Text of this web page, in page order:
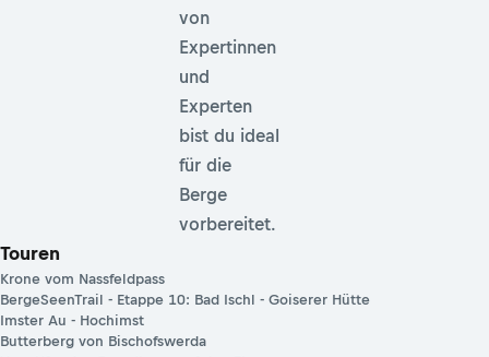
von
Expertinnen
und
Experten
bist du ideal
für die
Berge
vorbereitet.
Touren
Krone vom Nassfeldpass
BergeSeenTrail - Etappe 10: Bad Ischl - Goiserer Hütte
Imster Au - Hochimst
Butterberg von Bischofswerda